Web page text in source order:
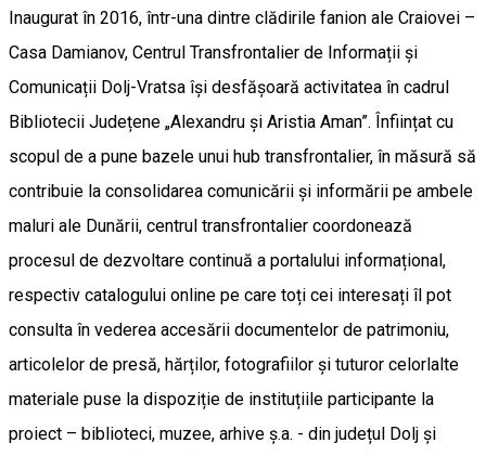
Inaugurat în 2016, într-una dintre clădirile fanion ale Craiovei –
Casa Damianov, Centrul Transfrontalier de Informații și
Comunicații Dolj-Vratsa își desfășoară activitatea în cadrul
Bibliotecii Județene „Alexandru și Aristia Aman”. Înființat cu
scopul de a pune bazele unui hub transfrontalier, în măsură să
contribuie la consolidarea comunicării și informării pe ambele
maluri ale Dunării, centrul transfrontalier coordonează
procesul de dezvoltare continuă a portalului informațional,
respectiv catalogului online pe care toți cei interesați îl pot
consulta în vederea accesării documentelor de patrimoniu,
articolelor de presă, hărților, fotografiilor și tuturor celorlalte
materiale puse la dispoziție de instituțiile participante la
proiect – biblioteci, muzee, arhive ș.a. - din județul Dolj și